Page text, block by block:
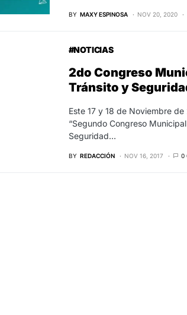
BY MAXY ESPINOSA NOV 20, 2020
#NOTICIAS
2do Congreso
Tránsito y
Este 17 y 18 de Noviembre
“Segundo Congreso
Seguridad…
BY REDACCIÓN NOV 16, 2017 0